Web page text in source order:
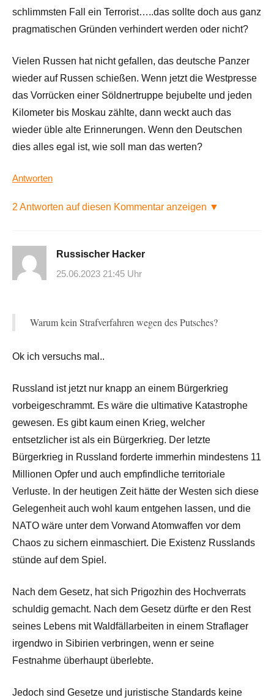
schlimmsten Fall ein Terrorist…..das sollte doch aus ganz
pragmatischen Gründen verhindert werden oder nicht?
Vielen Russen hat nicht gefallen, das deutsche Panzer
wieder auf Russen schießen. Wenn jetzt die Westpresse
das Vorrücken einer Söldnertruppe bejubelte und jeden
Kilometer bis Moskau zählte, dann weckt auch das
wieder üble alte Erinnerungen. Wenn den Deutschen
dies alles egal ist, wie soll man das werten?
Antworten
2 Antworten auf diesen Kommentar anzeigen ▼
Russischer Hacker
25.06.2023 21:45 Uhr
Warum kein Strafverfahren wegen des Putsches?
Ok ich versuchs mal..
Russland ist jetzt nur knapp an einem Bürgerkrieg
vorbeigeschrammt. Es wäre die ultimative Katastrophe
gewesen. Es gibt kaum einen Krieg, welcher
entsetzlicher ist als ein Bürgerkrieg. Der letzte
Bürgerkrieg in Russland forderte immerhin mindestens 11
Millionen Opfer und auch empfindliche territoriale
Verluste. In der heutigen Zeit hätte der Westen sich diese
Gelegenheit auch wohl kaum entgehen lassen, und die
NATO wäre unter dem Vorwand Atomwaffen vor dem
Chaos zu sichern einmaschiert. Die Existenz Russlands
stünde auf dem Spiel.
Nach dem Gesetz, hat sich Prigozhin des Hochverrats
schuldig gemacht. Nach dem Gesetz dürfte er den Rest
seines Lebens mit Waldfällarbeiten in einem Straflager
irgendwo in Sibirien verbringen, wenn er seine
Festnahme überhaupt überlebte.
Jedoch sind Gesetze und juristische Standards keine